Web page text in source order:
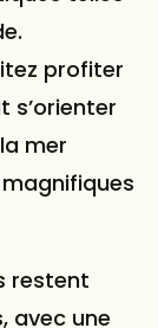
profiter
s’orienter
mer
restent
avec une